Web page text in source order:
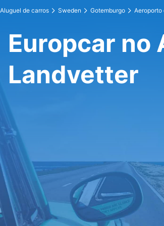
Aluguel de carros Sweden Gotemburgo Aeroporto
Europcar no
Landvetter